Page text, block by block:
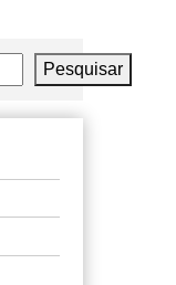
Pesquisar